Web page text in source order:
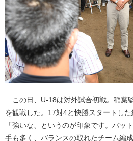
この日、U-18は対外試合初戦。稲葉
を観戦した。17対4と快勝スタートした
「強いな、というのが印象です。バッ
手も多く、バランスの取れたチーム編